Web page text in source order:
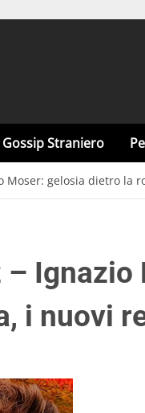
Gossip Straniero
Moser: gelosia dietro la
Ignazio
i nuovi